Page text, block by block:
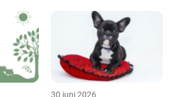
30 juni 2026